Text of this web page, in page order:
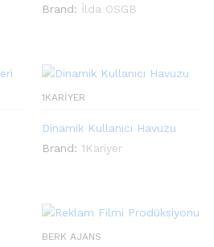
Brand: İlda OSGB
1KARIYER
Dinamik Kullanıcı Havuzu
Brand: 1Kariyer
BERK AJANS